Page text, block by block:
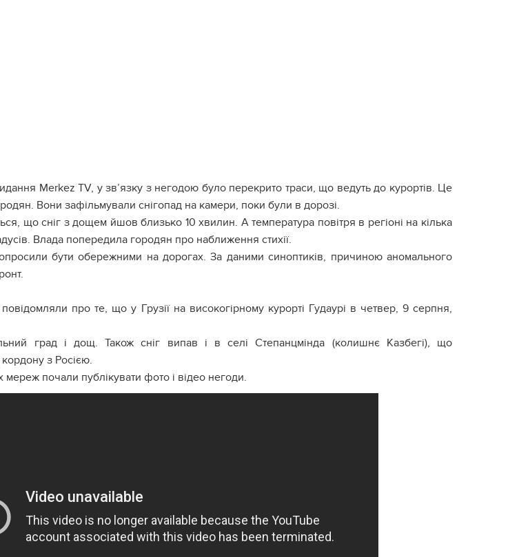
Merkez TV, у зв’язку з негодою було перекрито траси, що ведуть до курортів. Це
Вони зафільмували снігопад на камери, поки були в дорозі.
що сніг з дощем йшов близько 10 хвилин. А температура повітря в регіоні на кілька
Влада попередила городян про наближення стихії.
бути обережними на дорогах. За даними синоптиків, причиною аномального
про те, що у Грузії на високогірному курорті Гудаурі в четвер, 9 серпня,
град і дощ. Також сніг випав і в селі Степанцмінда (колишнє Казбегі), що
з Росією.
мереж почали публікувати фото і відео негоди.